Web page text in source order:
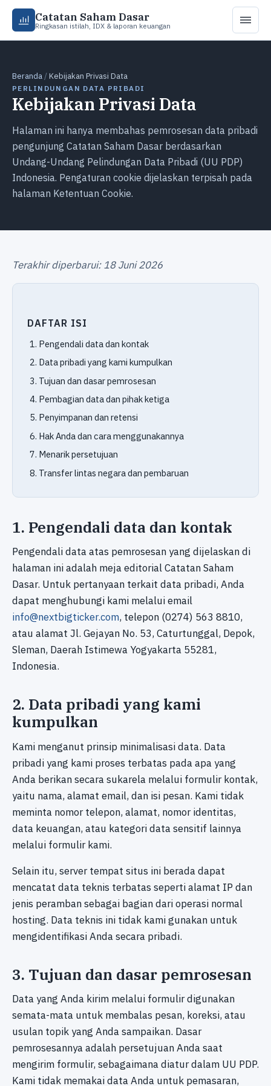
Catatan Saham Dasar
Ringkasan istilah, IDX & laporan keuangan
Beranda /Kebijakan Privasi Data
PERLINDUNGAN DATA PRIBADI
Kebijakan Privasi Data
Halaman ini hanya membahas pemrosesan data pribadi
pengunjung Catatan Saham Dasar berdasarkan
Undang-Undang Pelindungan Data Pribadi (UU PDP)
Indonesia. Pengaturan cookie dijelaskan terpisah pada
halaman Ketentuan Cookie.
Terakhir diperbarui: 18 Juni 2026
DAFTAR ISI
Pengendali data dan kontak
Data pribadi yang kami kumpulkan
Tujuan dan dasar pemrosesan
Pembagian data dan pihak ketiga
Penyimpanan dan retensi
Hak Anda dan cara menggunakannya
Menarik persetujuan
Transfer lintas negara dan pembaruan
1. Pengendali data dan kontak
Pengendali data atas pemrosesan yang dijelaskan di
halaman ini adalah meja editorial Catatan Saham
Dasar. Untuk pertanyaan terkait data pribadi, Anda
dapat menghubungi kami melalui email
info@nextbigticker.com, telepon (0274) 563 8810,
atau alamat Jl. Gejayan No. 53, Caturtunggal, Depok,
Sleman, Daerah Istimewa Yogyakarta 55281,
Indonesia.
2. Data pribadi yang kami
kumpulkan
Kami menganut prinsip minimalisasi data. Data
pribadi yang kami proses terbatas pada apa yang
Anda berikan secara sukarela melalui formulir kontak,
yaitu nama, alamat email, dan isi pesan. Kami tidak
meminta nomor telepon, alamat, nomor identitas,
data keuangan, atau kategori data sensitif lainnya
melalui formulir kami.
Selain itu, server tempat situs ini berada dapat
mencatat data teknis terbatas seperti alamat IP dan
jenis peramban sebagai bagian dari operasi normal
hosting. Data teknis ini tidak kami gunakan untuk
mengidentifikasi Anda secara pribadi.
3. Tujuan dan dasar pemrosesan
Data yang Anda kirim melalui formulir digunakan
semata-mata untuk membalas pesan, koreksi, atau
usulan topik yang Anda sampaikan. Dasar
pemrosesannya adalah persetujuan Anda saat
mengirim formulir, sebagaimana diatur dalam UU PDP.
Kami tidak memakai data Anda untuk pemasaran,